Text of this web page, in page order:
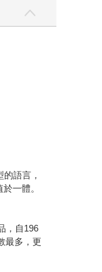
語言，
一體。
，自196
最多，更